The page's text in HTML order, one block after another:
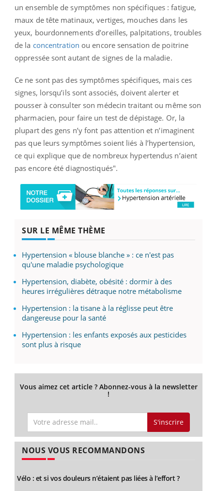
un ensemble de symptômes non spécifiques : fatigue,
maux de tête matinaux, vertiges, mouches dans les
yeux, bourdonnements d’oreilles, palpitations, troubles
de la concentration ou encore sensation de poitrine
oppressée sont autant de signes de la maladie.
Ce ne sont pas des symptômes spécifiques, mais ces
signes, lorsqu’ils sont associés, doivent alerter et
pousser à consulter son médecin traitant ou même son
pharmacien, pour faire un test de dépistage. Or, la
plupart des gens n’y font pas attention et n’imaginent
pas que leurs symptômes soient liés à l’hypertension,
ce qui explique que de nombreux hypertendus n’aient
pas encore été diagnostiqués".
SUR LE MÊME THÈME
Hypertension « blouse blanche » : ce n'est pas
qu'une maladie psychologique
Hypertension, diabète, obésité : dormir à des
heures irrégulières détraque notre métabolisme
Hypertension : la tisane à la réglisse peut être
dangereuse pour la santé
Hypertension : les enfants exposés aux pesticides
sont plus à risque
Vous aimez cet article ? Abonnez-vous à la newsletter
!
S'inscrire
NOUS VOUS RECOMMANDONS
Vélo : et si vos douleurs n’étaient pas liées à l’effort ?